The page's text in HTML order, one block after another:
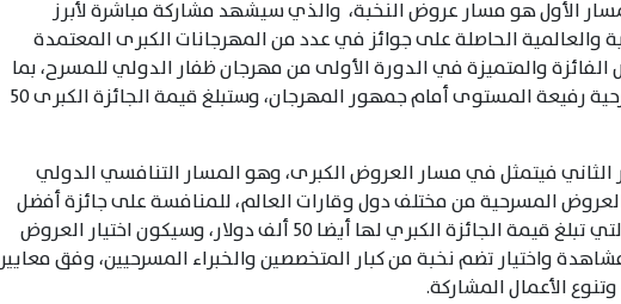
الأول هو مسار عروض النخبة، والذي سيشهد مشاركة مباشرة لأبرز
والعالمية الحاصلة على جوائز في عدد من المهرجانات الكبرى المعتمدة
الفائزة والمتميزة في الدورة الأولى من مهرجان ظفار الدولي للمسرح، بما
يضمن تقديم تجارب مسرحية رفيعة المستوى أمام جمهور المهرجان، وستبلغ قيمة الجائزة الكبرى 50
فيتمثل في مسار العروض الكبرى، وهو المسار التنافسي الدولي
المسرحية من مختلف دول وقارات العالم، للمنافسة على جائزة أفضل
عرض مسرحي متكامل، والتي تبلغ قيمة الجائزة الكبري لها أيضا 50 ألف دولار، وسيكون اختيار العروض
واختيار تضم نخبة من كبار المتخصصين والخبراء المسرحيين، وفق معايير
الأعمال المشاركة.